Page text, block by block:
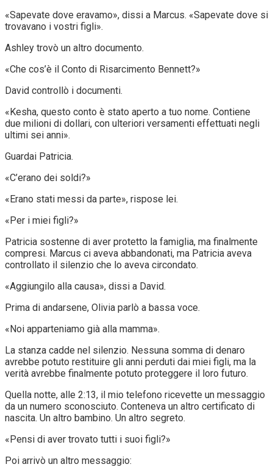
«Sapevate dove eravamo», dissi a Marcus. «Sapevate dove si
trovavano i vostri figli».
Ashley trovò un altro documento.
«Che cos’è il Conto di Risarcimento Bennett?»
David controllò i documenti.
«Kesha, questo conto è stato aperto a tuo nome. Contiene
due milioni di dollari, con ulteriori versamenti effettuati negli
ultimi sei anni».
Guardai Patricia.
«C’erano dei soldi?»
«Erano stati messi da parte», rispose lei.
«Per i miei figli?»
Patricia sostenne di aver protetto la famiglia, ma finalmente
compresi. Marcus ci aveva abbandonati, ma Patricia aveva
controllato il silenzio che lo aveva circondato.
«Aggiungilo alla causa», dissi a David.
Prima di andarsene, Olivia parlò a bassa voce.
«Noi apparteniamo già alla mamma».
La stanza cadde nel silenzio. Nessuna somma di denaro
avrebbe potuto restituire gli anni perduti dai miei figli, ma la
verità avrebbe finalmente potuto proteggere il loro futuro.
Quella notte, alle 2:13, il mio telefono ricevette un messaggio
da un numero sconosciuto. Conteneva un altro certificato di
nascita. Un altro bambino. Un altro segreto.
«Pensi di aver trovato tutti i suoi figli?»
Poi arrivò un altro messaggio: